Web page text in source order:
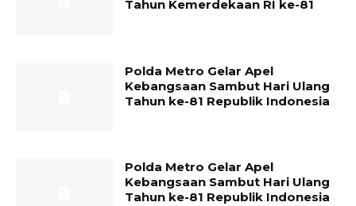
Tahun Kemerdekaan RI ke-81
Polda Metro Gelar Apel
Kebangsaan Sambut Hari Ulang
Tahun ke-81 Republik Indonesia
Polda Metro Gelar Apel
Kebangsaan Sambut Hari Ulang
Tahun ke-81 Republik Indonesia